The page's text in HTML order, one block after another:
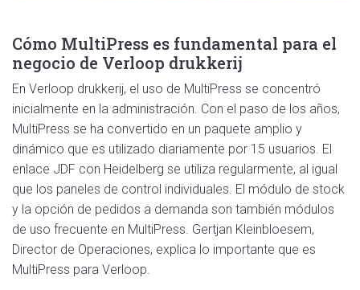
Cómo MultiPress es fundamental para el
negocio de Verloop drukkerij
En Verloop drukkerij, el uso de MultiPress se concentró
inicialmente en la administración. Con el paso de los años,
MultiPress se ha convertido en un paquete amplio y
dinámico que es utilizado diariamente por 15 usuarios. El
enlace JDF con Heidelberg se utiliza regularmente, al igual
que los paneles de control individuales. El módulo de stock
y la opción de pedidos a demanda son también módulos
de uso frecuente en MultiPress. Gertjan Kleinbloesem,
Director de Operaciones, explica lo importante que es
MultiPress para Verloop.